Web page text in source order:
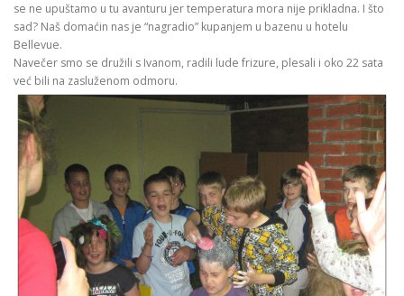
se ne upuštamo u tu avanturu jer temperatura mora nije prikladna. I što
sad? Naš domaćin nas je “nagradio” kupanjem u bazenu u hotelu
Bellevue.
Navečer smo se družili s Ivanom, radili lude frizure, plesali i oko 22 sata
već bili na zasluženom odmoru.